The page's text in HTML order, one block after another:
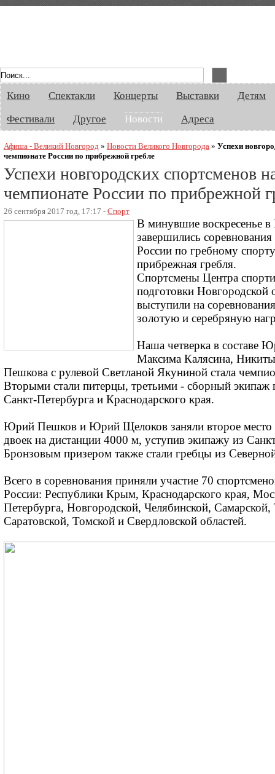
Кино Спектакли Концерты Выставки
Детям
Фестивали
Другое Новости Адреса
Афиша - Великий Новгород » Новости Великого Новгорода » Успехи
чемпионате России по прибрежной гребле
Успехи новгородских спортсменов
чемпионате России по прибрежной
26 сентября 2017 год, 17:17 - Спорт
В минувшие воскресенье
завершились
России по гребному
прибрежная гребля.
Спортсмены Центра
подготовки Новгородской
выступили на
золотую и серебряную
Наша четверка в составе
Максима Калясина,
Пешкова с рулевой Светланой Якуниной стала
Вторыми стали питерцы, третьими - сборный экипаж
Санкт-Петербурга и Краснодарского края.
Юрий Пешков и Юрий Щелоков заняли второе место
двоек на дистанции 4000 м, уступив экипажу из
Бронзовым призером также стали гребцы из
Всего в соревнования приняли участие 70
России: Республики Крым, Краснодарского края,
Петербурга, Новгородской, Челябинской, Самарской,
Саратовской, Томской и Свердловской областей.